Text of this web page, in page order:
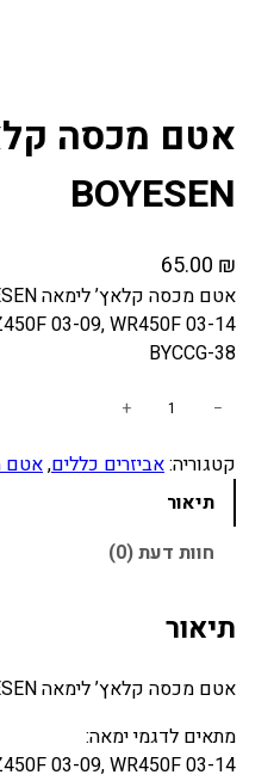
אטם מכסה
BOYESEN
65.00 ₪
BYCCG-38
ו
ש
ם
כ
ס
ה
−
+
קטגוריה:אביזרים כללים, אטם
תיאור
חוות דעת (0)
תיאור
אטם מכסה קלאץ’ לימאה BOYESEN
מתאים לדגמי ימאה:
03-09, WR450F 03-14